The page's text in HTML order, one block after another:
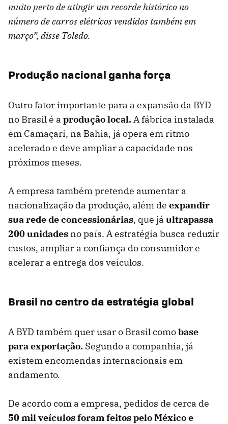
muito perto de atingir um recorde histórico no
número de carros elétricos vendidos também em
março”, disse Toledo.
Produção nacional ganha força
Outro fator importante para a expansão da BYD
no Brasil é a produção local.A fábrica instalada
em Camaçari, na Bahia, já opera em ritmo
acelerado e deve ampliar a capacidade nos
próximos meses.
A empresa também pretende aumentar a
nacionalização da produção, além de expandir
sua rede de concessionárias, que já ultrapassa
200 unidades no país. A estratégia busca reduzir
custos, ampliar a confiança do consumidor e
acelerar a entrega dos veículos.
Brasil no centro da estratégia global
A BYD também quer usar o Brasil comobase
para exportação. Segundo a companhia, já
existem encomendas internacionais em
andamento.
De acordo com a empresa, pedidos de cerca de
50 mil veículos foram feitos pelo México e